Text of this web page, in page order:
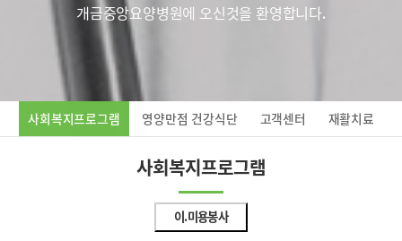
사회복지프로그램 영양만점 건강식단 고객센터 재활치료
개금중앙요양병원에 오신것을 환영합니다.
사회복지프로그램
이.미용봉사